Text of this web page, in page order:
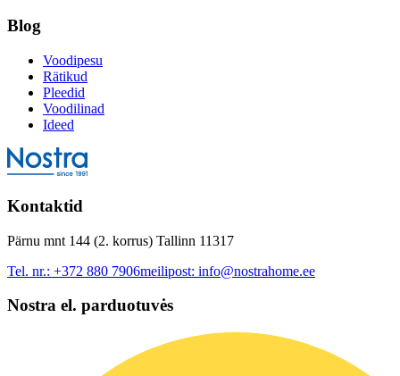
Blog
Voodipesu
Rätikud
Pleedid
Voodilinad
Ideed
Kontaktid
Pärnu mnt 144 (2. korrus) Tallinn 11317
Tel. nr.: +372 880 7906meilipost: info@nostrahome.ee
Nostra el. parduotuvės